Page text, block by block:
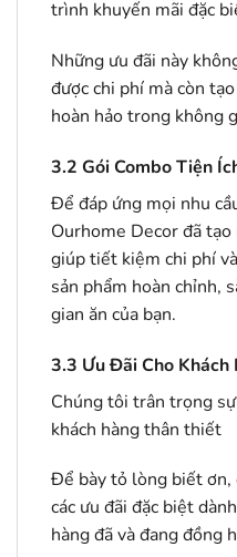
trình khuyến mãi đặc
Những ưu đãi này
được chi phí mà còn
hoàn hảo trong không
3.2 Gói Combo Tiện
Để đáp ứng mọi nhu
Ourhome Decor đã
giúp tiết kiệm chi phí
sản phẩm hoàn chỉnh,
gian ăn của bạn.
3.3 Ưu Đãi Cho
Chúng tôi trân trọng
khách hàng thân thiết
Để bày tỏ lòng biết ơn,
các ưu đãi đặc biệt
hàng đã và đang đồng